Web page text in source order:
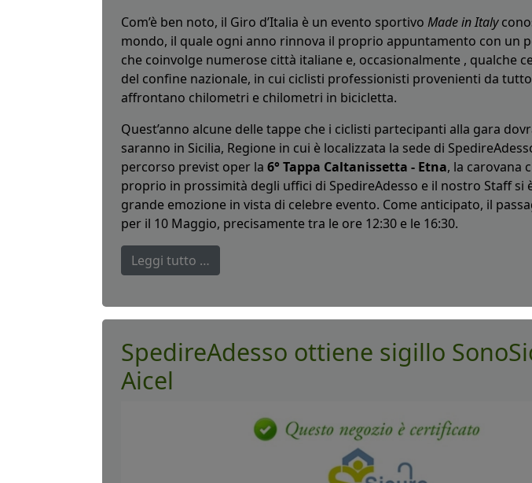
Com’è ben noto, il Giro d’Italia è un evento sportivo Made in Italy
mondo, il quale ogni anno rinnova il proprio appuntamento con un
che coinvolge numerose città italiane e, occasionalmente , qualche
del confine nazionale, in cui ciclisti professionisti provenienti da
affrontano chilometri e chilometri in bicicletta.
Quest’anno alcune delle tappe che i ciclisti partecipanti alla gara
saranno in Sicilia, Regione in cui è localizzata la sede di
percorso previst oper la 6° Tappa Caltanissetta - Etna, la carovana
proprio in prossimità degli uffici di SpedireAdesso e il nostro Staff si
grande emozione in vista di celebre evento. Come anticipato, il
per il 10 Maggio, precisamente tra le ore 12:30 e le 16:30.
Leggi tutto …
SpedireAdesso ottiene sigillo
Aicel